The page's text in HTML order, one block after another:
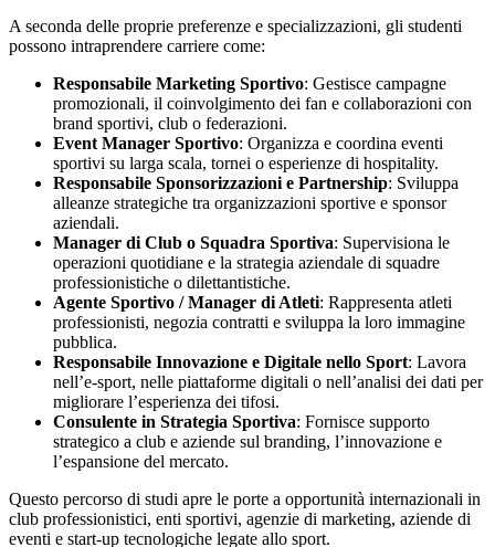
A seconda delle proprie preferenze e specializzazioni, gli studenti
possono intraprendere carriere come:
Responsabile Marketing Sportivo: Gestisce campagne
promozionali, il coinvolgimento dei fan e collaborazioni con
brand sportivi, club o federazioni.
Event Manager Sportivo: Organizza e coordina eventi
sportivi su larga scala, tornei o esperienze di hospitality.
Responsabile Sponsorizzazioni e Partnership: Sviluppa
alleanze strategiche tra organizzazioni sportive e sponsor
aziendali.
Manager di Club o Squadra Sportiva: Supervisiona le
operazioni quotidiane e la strategia aziendale di squadre
professionistiche o dilettantistiche.
Agente Sportivo / Manager di Atleti: Rappresenta atleti
professionisti, negozia contratti e sviluppa la loro immagine
pubblica.
Responsabile Innovazione e Digitale nello Sport: Lavora
nell’e-sport, nelle piattaforme digitali o nell’analisi dei dati per
migliorare l’esperienza dei tifosi.
Consulente in Strategia Sportiva: Fornisce supporto
strategico a club e aziende sul branding, l’innovazione e
l’espansione del mercato.
Questo percorso di studi apre le porte a opportunità internazionali in
club professionistici, enti sportivi, agenzie di marketing, aziende di
eventi e start-up tecnologiche legate allo sport.